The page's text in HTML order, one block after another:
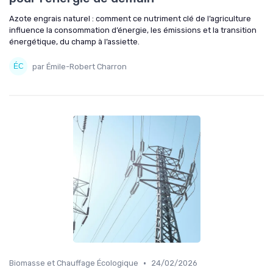
Azote engrais naturel : comment ce nutriment clé de l’agriculture
influence la consommation d’énergie, les émissions et la transition
énergétique, du champ à l’assiette.
par Émile-Robert Charron
Biomasse et Chauffage Écologique • 24/02/2026